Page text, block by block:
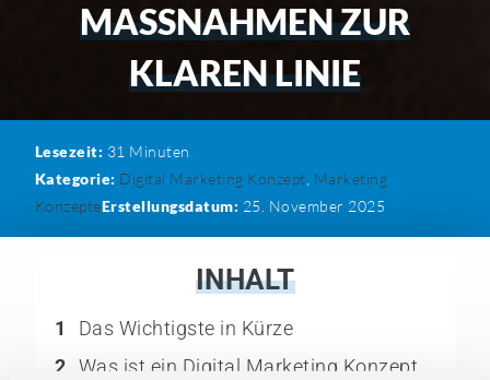
MASSNAHMEN ZUR
KLAREN LINIE
Lesezeit: 31 Minuten
Kategorie: Digital Marketing Konzept Marketing
KonzepteErstellungsdatum: 25. November 2025
INHALT
1
Das Wichtigste in Kürze
2 Was ist ein Digital Marketing Konzept